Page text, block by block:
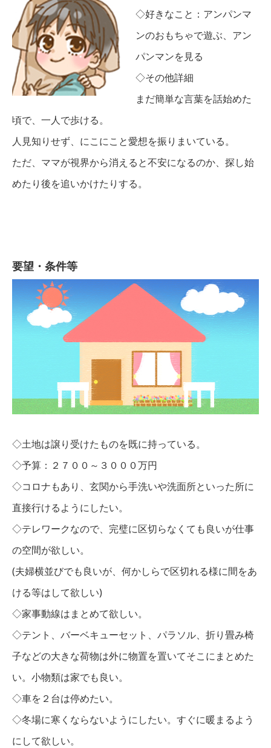
◇好きなこと：アンパンマ
ンのおもちゃで遊ぶ、アン
パンマンを見る
◇その他詳細
まだ簡単な言葉を話始めた
頃で、一人で歩ける。
人見知りせず、にこにこと愛想を振りまいている。
ただ、ママが視界から消えると不安になるのか、探し始
めたり後を追いかけたりする。
要望・条件等
◇土地は譲り受けたものを既に持っている。
◇予算：２７００～３０００万円
◇コロナもあり、玄関から手洗いや洗面所といった所に
直接行けるようにしたい。
◇テレワークなので、完璧に区切らなくても良いが仕事
の空間が欲しい。
(夫婦横並びでも良いが、何かしらで区切れる様に間をあ
ける等はして欲しい)
◇家事動線はまとめて欲しい。
◇テント、バーベキューセット、パラソル、折り畳み椅
子などの大きな荷物は外に物置を置いてそこにまとめた
い。小物類は家でも良い。
◇車を２台は停めたい。
◇冬場に寒くならないようにしたい。すぐに暖まるよう
にして欲しい。